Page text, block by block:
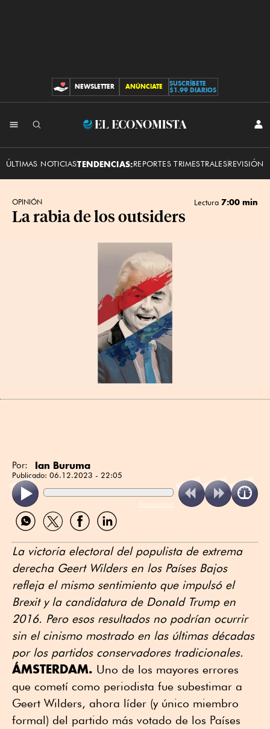
CONTRIBUCIONES
NEWSLETTER ANÚNCIATE
SUSCRÍBETE
$1.99 DIARIOS
El
ÚLTIMAS NOTICIASTENDENCIAS:REPORTES TRIMESTRALESREVISIÓN
OPINIÓN Lectura 7:00 min
La rabia de los outsiders
Por: Ian Buruma
Publicado: 06.12.2023 - 22:05
ReadSpeaker
Compartir
por
Compartir
por
Compartir
por
Compartir
por
La victoria electoral del populista de extrema
derecha Geert Wilders en los Países Bajos
refleja el mismo sentimiento que impulsó el
Brexit y la candidatura de Donald Trump en
2016. Pero esos resultados no podrían ocurrir
sin el cinismo mostrado en las últimas décadas
por los partidos conservadores tradicionales.
ÁMSTERDAM. Uno de los mayores errores
que cometí como periodista fue subestimar a
Geert Wilders, ahora líder (y único miembro
formal) del partido más votado de los Países